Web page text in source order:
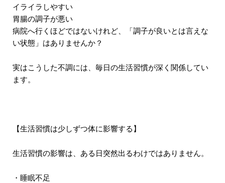
イライラしやすい
胃腸の調子が悪い
病院へ行くほどではないけれど、「調子が良いとは言えな
い状態」はありませんか？
実はこうした不調には、毎日の生活習慣が深く関係してい
ます。
【生活習慣は少しずつ体に影響する】
生活習慣の影響は、ある日突然出るわけではありません。
・睡眠不足